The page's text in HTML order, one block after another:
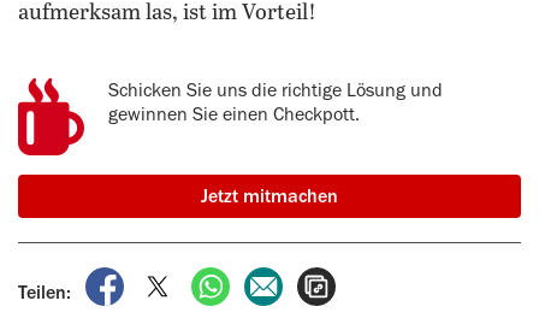
aufmerksam las, ist im Vorteil!
Schicken Sie uns die richtige Lösung und
gewinnen Sie einen Checkpott.
Jetzt mitmachen
Teilen:
auf Facebook teilen
auf X teilenper WhatsApp teilen
per E-Mail teilen